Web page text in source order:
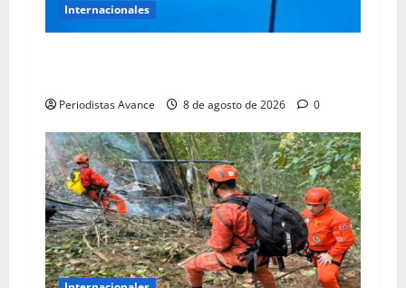
Internacionales
Periodistas Avance 8 de agosto de 2026 0